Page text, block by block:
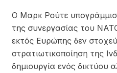
Ο Μαρκ Ρούτε
της συνεργασίας του
εκτός Ευρώπης δεν
στρατιωτικοποίηση της
δημιουργία ενός δικτύου